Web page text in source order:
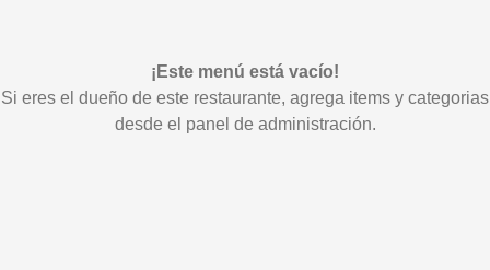
¡Este menú está vacío!
Si eres el dueño de este restaurante, agrega items y categorias
desde el panel de administración.